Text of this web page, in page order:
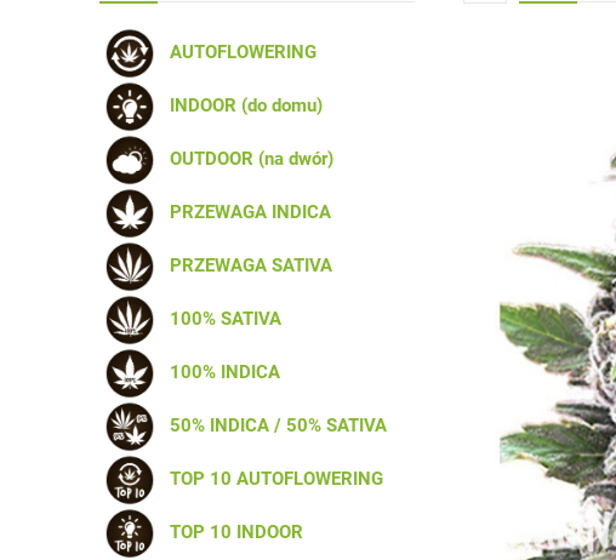
AUTOFLOWERING
INDOOR (do domu)
OUTDOOR (na dwór)
PRZEWAGA INDICA
PRZEWAGA SATIVA
100% SATIVA
100% INDICA
50% INDICA / 50% SATIVA
TOP 10 AUTOFLOWERING
TOP 10 INDOOR